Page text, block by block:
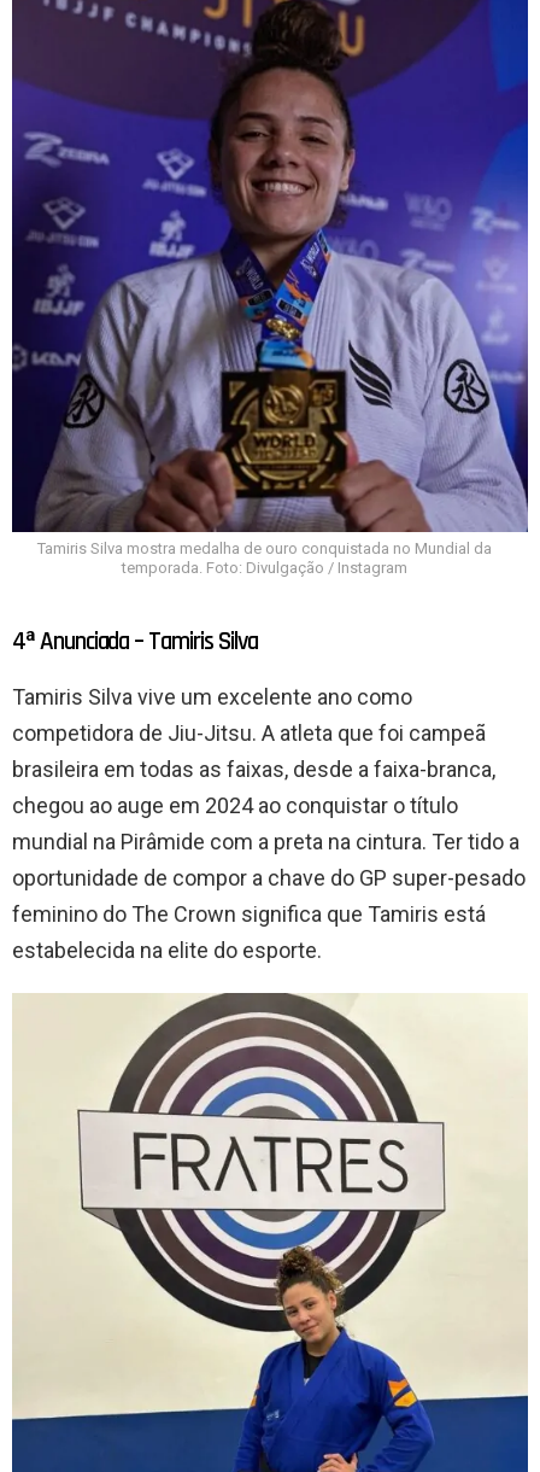
Tamiris Silva mostra medalha de ouro conquistada no Mundial da
temporada. Foto: Divulgação / Instagram
4ª Anunciada – Tamiris Silva
Tamiris Silva vive um excelente ano como
competidora de Jiu-Jitsu. A atleta que foi campeã
brasileira em todas as faixas, desde a faixa-branca,
chegou ao auge em 2024 ao conquistar o título
mundial na Pirâmide com a preta na cintura. Ter tido a
oportunidade de compor a chave do GP super-pesado
feminino do The Crown significa que Tamiris está
estabelecida na elite do esporte.